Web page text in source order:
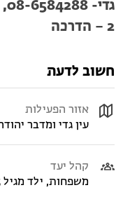
2 – הדרכה
חשוב לדעת
אזור הפעילות
עין גדי ומדבר
קהל יעד
משפחות, ילד מגיל 5, מתאים למנשאים